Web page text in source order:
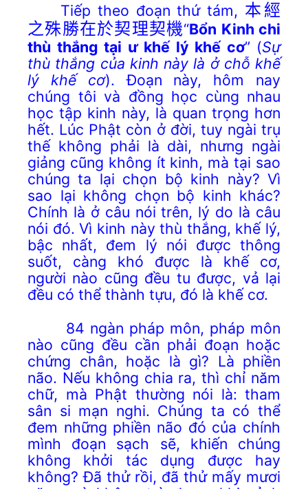
Tiếp theo đoạn thứ tám, 本經
之殊勝在於契理契機“Bổn Kinh chi
thù thắng tại ư khế lý khế cơ” (Sự
thù thắng của kinh này là ở chỗ khế
lý khế cơ). Đoạn này, hôm nay
chúng tôi và đồng học cùng nhau
học tập kinh này, là quan trọng hơn
hết. Lúc Phật còn ở đời, tuy ngài trụ
thế không phải là dài, nhưng ngài
giảng cũng không ít kinh, mà tại sao
chúng ta lại chọn bộ kinh này? Vì
sao lại không chọn bộ kinh khác?
Chính là ở câu nói trên, lý do là câu
nói đó. Vì kinh này thù thắng, khế lý,
bậc nhất, đem lý nói được thông
suốt, càng khó được là khế cơ,
người nào cũng đều tu được, vả lại
đều có thể thành tựu, đó là khế cơ.
84 ngàn pháp môn, pháp môn
nào cũng đều cần phải đoạn hoặc
chứng chân, hoặc là gì? Là phiền
não. Nếu không chia ra, thì chỉ năm
chữ, mà Phật thường nói là: tham
sân si mạn nghi. Chúng ta có thể
đem những phiền não đó của chính
mình đoạn sạch sẽ, khiến chúng
không khởi tác dụng được hay
không? Đã thử rồi, đã thử mấy mươi